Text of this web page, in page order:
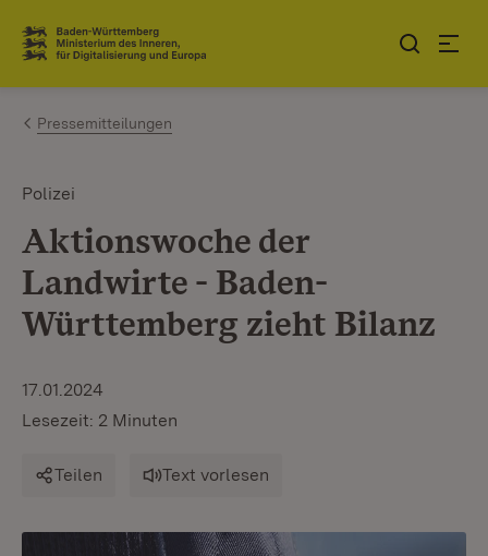
Zum Inhalt springen
Link zur Startseite
Pressemitteilungen
Polizei
Aktionswoche der
Landwirte - Baden-
Württemberg zieht Bilanz
17.01.2024
Lesezeit: 2 Minuten
Teilen Text vorlesen